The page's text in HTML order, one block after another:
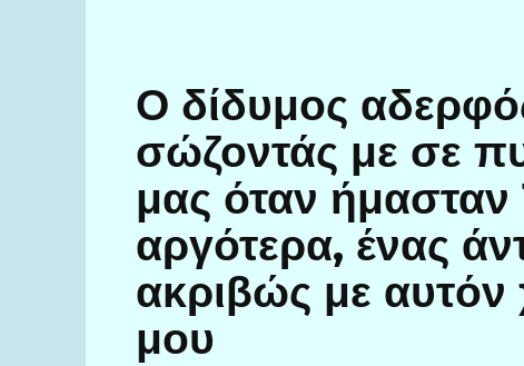
Ο δίδυμος
σώζοντάς με σε
μας όταν
αργότερα, ένας
ακριβώς με
μου